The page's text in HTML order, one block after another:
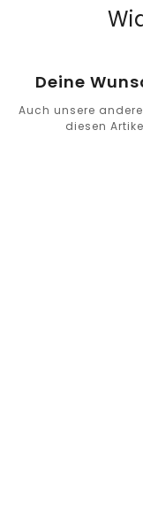
Deine
Auch unsere
diesen